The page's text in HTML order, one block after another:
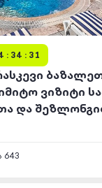
: 34 : 31
ვიზიტი
და
643